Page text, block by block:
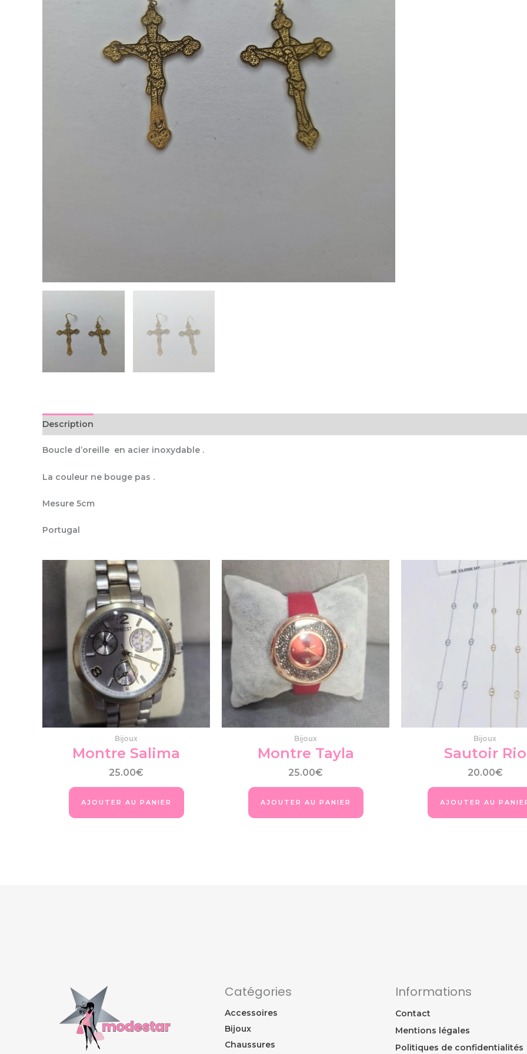
Description
Boucle d’oreille en acier inoxydable .
La couleur ne bouge pas .
Mesure 5cm
Portugal
Produits similaires
Bijoux
Montre Salima
25.00€
AJOUTER AU PANIER
Bijoux
Montre Tayla
25.00€
AJOUTER AU PANIER
Bijoux
Sautoir Rio
20.00€
AJOUTER AU
Catégories
Accessoires
Bijoux
Chaussures
Informations
Contact
Mentions légales
Politiques de confidentialités